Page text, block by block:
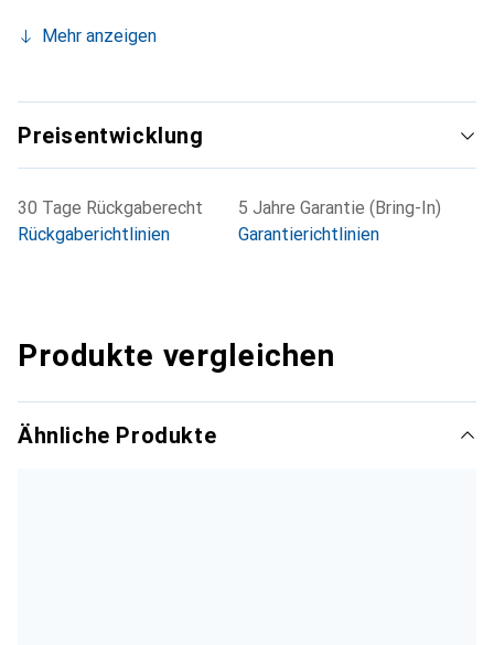
Mehr anzeigen
Preisentwicklung
30 Tage Rückgaberecht
Rückgaberichtlinien
5 Jahre Garantie (Bring-In)
Garantierichtlinien
Produkte vergleichen
Ähnliche Produkte